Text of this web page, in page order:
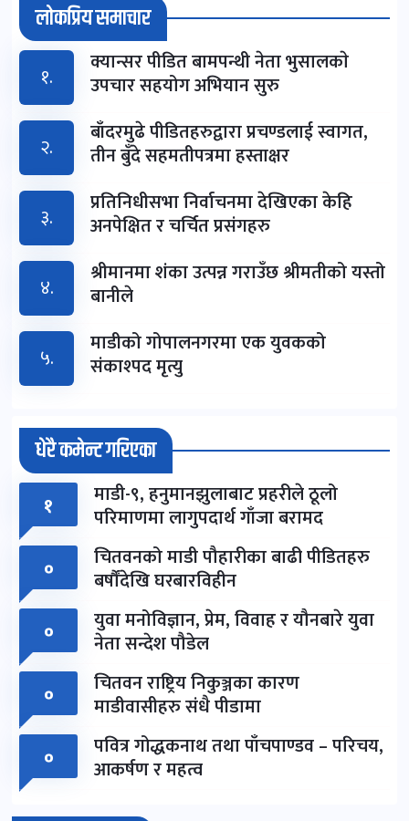
लोकप्रिय समाचार
१. क्यान्सर पीडित बामपन्थी नेता भुसालकाे
उपचार सहयोग अभियान सुरु
२.
बाँदरमुढे पीडितहरुद्वारा प्रचण्डलाई स्वागत,
तीन बुँदे सहमतीपत्रमा हस्ताक्षर
३.
प्रतिनिधीसभा निर्वाचनमा देखिएका केहि
अनपेक्षित र चर्चित प्रसंगहरु
४.
श्रीमानमा शंका उत्पन्न गराउँछ श्रीमतीको यस्तो
बानीले
५.
माडीको गोपालनगरमा एक युवकको
संकाश्पद मृत्यु
धेरै कमेन्ट गरिएका
१ माडी-९, हनुमानझुलाबाट प्रहरीले ठूलो
परिमाणमा लागुपदार्थ गाँजा बरामद
०
चितवनको माडी पौहारीका बाढी पीडितहरु
बर्षौंदेखि घरबारविहीन
०
युवा मनोविज्ञान, प्रेम, विवाह र यौनबारे युवा
नेता सन्देश पौडेल
०
चितवन राष्ट्रिय निकुञ्जका कारण
माडीवासीहरु संधै पीडामा
०
पवित्र गोद्धकनाथ तथा पाँचपाण्डव – परिचय,
आकर्षण र महत्व